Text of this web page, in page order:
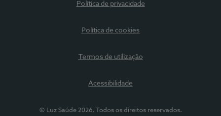
Política de privacidade
Política de cookies
Termos de utilização
Acessibilidade
© Luz Saúde 2026. Todos os direitos reservados.